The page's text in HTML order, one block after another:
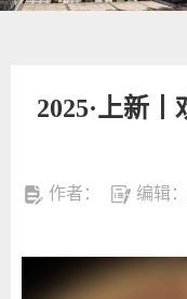
2025·上新
作者： 编辑